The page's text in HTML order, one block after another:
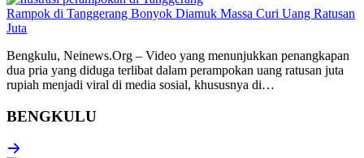
Rampok di Tanggerang Bonyok Diamuk Massa Curi Uang Ratusan
Juta
Bengkulu, Neinews.Org – Video yang menunjukkan penangkapan
dua pria yang diduga terlibat dalam perampokan uang ratusan juta
rupiah menjadi viral di media sosial, khususnya di…
BENGKULU